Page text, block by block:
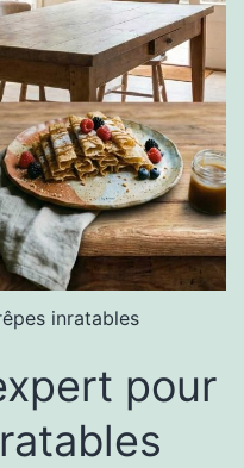
inratables
pour